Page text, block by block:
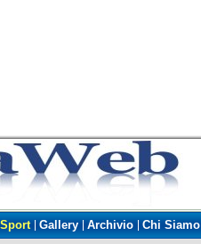
Sport Gallery Archivio
Chi Siamo